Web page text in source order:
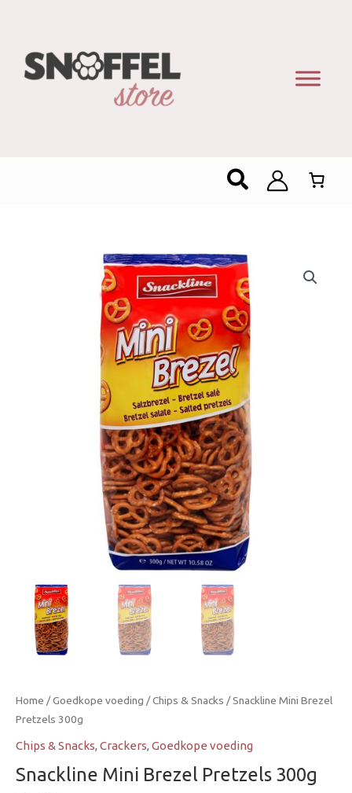
Zoeken
Home /Goedkope voeding /Chips & Snacks / Snackline Mini Brezel
Pretzels 300g
Chips & Snacks, Crackers, Goedkope voeding
Snackline Mini Brezel Pretzels 300g